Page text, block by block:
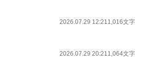
2026.07.29 12:211,016文字
2026.07.29 20:211,064文字